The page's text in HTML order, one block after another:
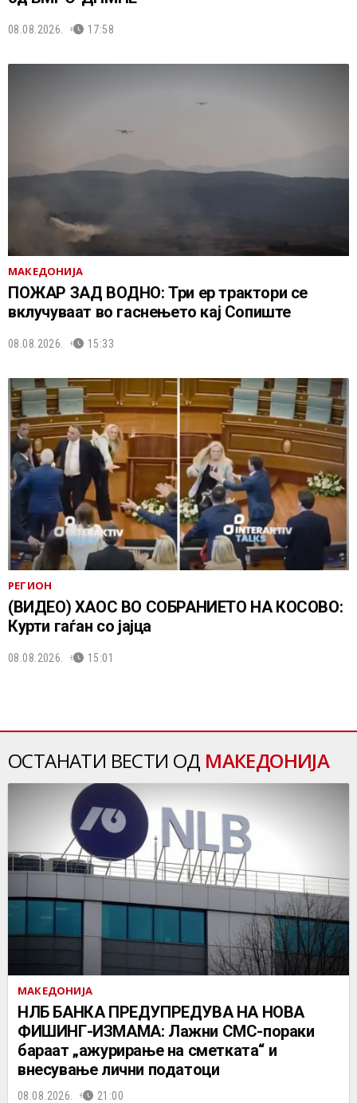
08.08.2026. 17:58
МАКЕДОНИЈА
ПОЖАР ЗАД ВОДНО: Три ер трактори се
вклучуваат во гаснењето кај Сопиште
08.08.2026. 15:33
РЕГИОН
(ВИДЕО) ХАОС ВО СОБРАНИЕТО НА КОСОВО:
Курти гаѓан со јајца
08.08.2026. 15:01
ОСТАНАТИ ВЕСТИ ОД МАКЕДОНИЈА
МАКЕДОНИЈА
НЛБ БАНКА ПРЕДУПРЕДУВА НА НОВА
ФИШИНГ-ИЗМАМА: Лажни СМС-пораки
бараат „ажурирање на сметката“ и
внесување лични податоци
08.08.2026. 21:00